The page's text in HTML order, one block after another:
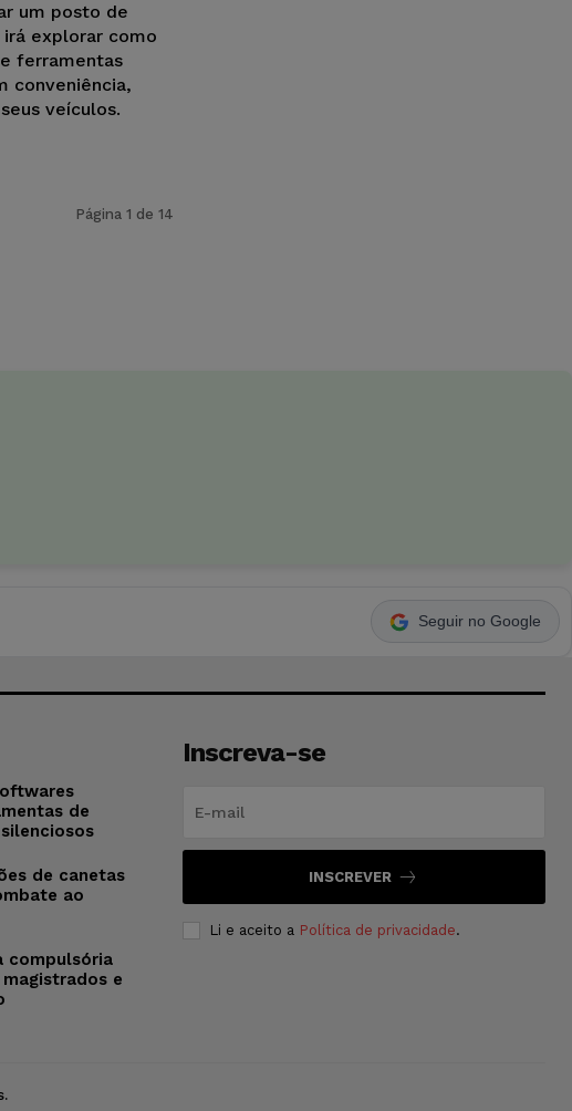
um posto de
explorar como
ferramentas
conveniência,
veículos.
Página 1 de 14
Seguir no Google
de
de canetas
ao
compulsória
e
Inscreva-se
INSCREVER
Li e aceito a Política de privacidade.